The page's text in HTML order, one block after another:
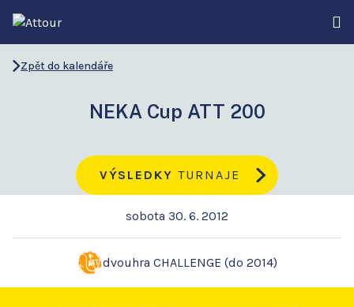
Zpět do kalendáře
NEKA Cup ATT 200
VÝSLEDKY TURNAJE
sobota 30. 6. 2012
dvouhra CHALLENGE (do 2014)